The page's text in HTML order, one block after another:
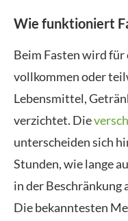
Wie funktioniert
Beim Fasten wird
vollkommen oder
Lebensmittel,
verzichtet. Die
unterscheiden sich
Stunden, wie lange
in der
Die bekanntesten